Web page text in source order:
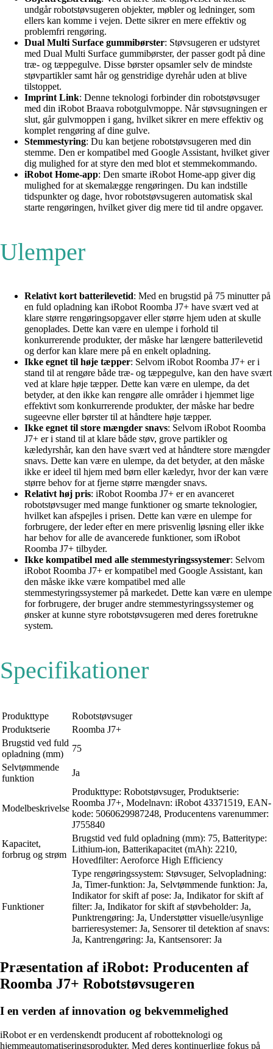
undgår robotstøvsugeren objekter, møbler og ledninger, som
ellers kan komme i vejen. Dette sikrer en mere effektiv og
problemfri rengøring.
Dual Multi Surface gummibørster: Støvsugeren er udstyret
med Dual Multi Surface gummibørster, der passer godt på dine
træ- og tæppegulve. Disse børster opsamler selv de mindste
støvpartikler samt hår og genstridige dyrehår uden at blive
tilstoppet.
Imprint Link: Denne teknologi forbinder din robotstøvsuger
med din iRobot Braava robotgulvmoppe. Når støvsugningen er
slut, går gulvmoppen i gang, hvilket sikrer en mere effektiv og
komplet rengøring af dine gulve.
Stemmestyring: Du kan betjene robotstøvsugeren med din
stemme. Den er kompatibel med Google Assistant, hvilket giver
dig mulighed for at styre den med blot et stemmekommando.
iRobot Home-app: Den smarte iRobot Home-app giver dig
mulighed for at skemalægge rengøringen. Du kan indstille
tidspunkter og dage, hvor robotstøvsugeren automatisk skal
starte rengøringen, hvilket giver dig mere tid til andre opgaver.
Ulemper
Relativt kort batterilevetid: Med en brugstid på 75 minutter på
en fuld opladning kan iRobot Roomba J7+ have svært ved at
klare større rengøringsopgaver eller større hjem uden at skulle
genoplades. Dette kan være en ulempe i forhold til
konkurrerende produkter, der måske har længere batterilevetid
og derfor kan klare mere på en enkelt opladning.
Ikke egnet til høje tæpper: Selvom iRobot Roomba J7+ er i
stand til at rengøre både træ- og tæppegulve, kan den have svært
ved at klare høje tæpper. Dette kan være en ulempe, da det
betyder, at den ikke kan rengøre alle områder i hjemmet lige
effektivt som konkurrerende produkter, der måske har bedre
sugeevne eller børster til at håndtere høje tæpper.
Ikke egnet til store mængder snavs: Selvom iRobot Roomba
J7+ er i stand til at klare både støv, grove partikler og
kæledyrshår, kan den have svært ved at håndtere store mængder
snavs. Dette kan være en ulempe, da det betyder, at den måske
ikke er ideel til hjem med børn eller kæledyr, hvor der kan være
større behov for at fjerne større mængder snavs.
Relativt høj pris: iRobot Roomba J7+ er en avanceret
robotstøvsuger med mange funktioner og smarte teknologier,
hvilket kan afspejles i prisen. Dette kan være en ulempe for
forbrugere, der leder efter en mere prisvenlig løsning eller ikke
har behov for alle de avancerede funktioner, som iRobot
Roomba J7+ tilbyder.
Ikke kompatibel med alle stemmestyringssystemer: Selvom
iRobot Roomba J7+ er kompatibel med Google Assistant, kan
den måske ikke være kompatibel med alle
stemmestyringssystemer på markedet. Dette kan være en ulempe
for forbrugere, der bruger andre stemmestyringssystemer og
ønsker at kunne styre robotstøvsugeren med deres foretrukne
system.
Specifikationer
Produkttype
Robotstøvsuger
Produktserie
Roomba J7+
Brugstid ved fuld
opladning (mm)
75
Selvtømmende
funktion
Ja
Modelbeskrivelse
Produkttype: Robotstøvsuger, Produktserie:
Roomba J7+, Modelnavn: iRobot 43371519, EAN-
kode: 5060629987248, Producentens varenummer:
J755840
Kapacitet,
forbrug og strøm
Brugstid ved fuld opladning (mm): 75, Batteritype:
Lithium-ion, Batterikapacitet (mAh): 2210,
Hovedfilter: Aeroforce High Efficiency
Funktioner
Type rengøringssystem: Støvsuger, Selvopladning:
Ja, Timer-funktion: Ja, Selvtømmende funktion: Ja,
Indikator for skift af pose: Ja, Indikator for skift af
filter: Ja, Indikator for skift af støvbeholder: Ja,
Punktrengøring: Ja, Understøtter visuelle/usynlige
barrieresystemer: Ja, Sensorer til detektion af snavs:
Ja, Kantrengøring: Ja, Kantsensorer: Ja
Præsentation af iRobot: Producenten af
Roomba J7+ Robotstøvsugeren
I en verden af innovation og bekvemmelighed
iRobot er en verdenskendt producent af robotteknologi og
hjemmeautomatiseringsprodukter. Med deres kontinuerlige fokus på